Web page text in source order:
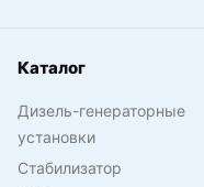
Каталог
Дизель-генераторные
установки
Стабилизатор